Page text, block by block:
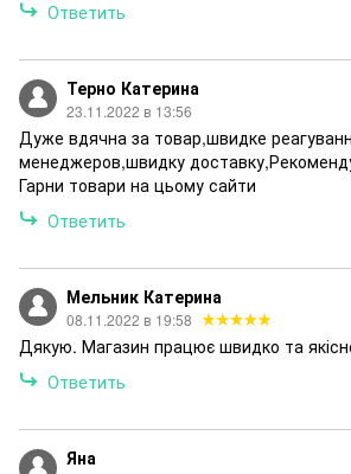
Ответить
Терно Катерина
23.11.2022 в 13:56
Дуже вдячна за товар,швидке
менеджеров,швидку
Гарни товари на цьому сайти
Ответить
Мельник Катерина
08.11.2022 в 19:58
Дякую. Магазин працює швидко та
Ответить
Яна